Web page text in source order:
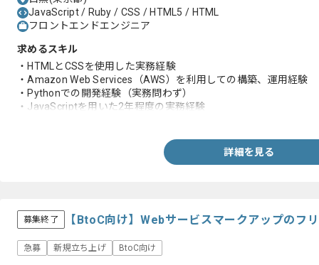
JavaScript / Ruby / CSS / HTML5 / HTML
フロントエンドエンジニア
求めるスキル
・HTMLとCSSを使用した実務経験
・Amazon Web Services（AWS）を利用しての構築、運用経験
・Pythonでの開発経験（実務問わず）
・JavaScriptを用いた2年程度の実務経験
詳細を見る
募集終了 【BtoC向け】Webサービスマークアップのフ
急募 新規立ち上げ BtoC向け